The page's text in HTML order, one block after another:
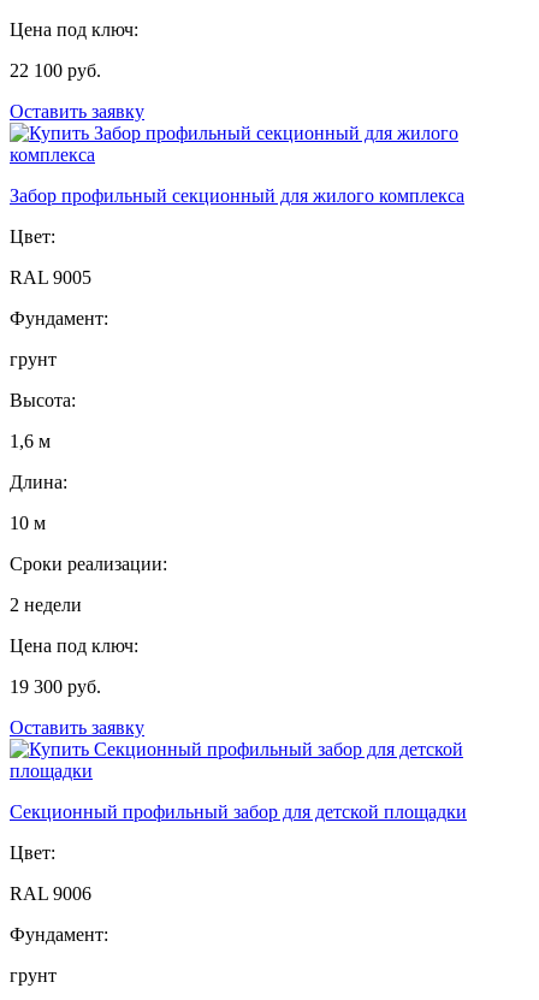
Цена под ключ:
22 100 руб.
Оставить заявку
Забор профильный секционный для жилого комплекса
Цвет:
RAL 9005
Фундамент:
грунт
Высота:
1,6 м
Длина:
10 м
Сроки реализации:
2 недели
Цена под ключ:
19 300 руб.
Оставить заявку
Секционный профильный забор для детской площадки
Цвет:
RAL 9006
Фундамент:
грунт